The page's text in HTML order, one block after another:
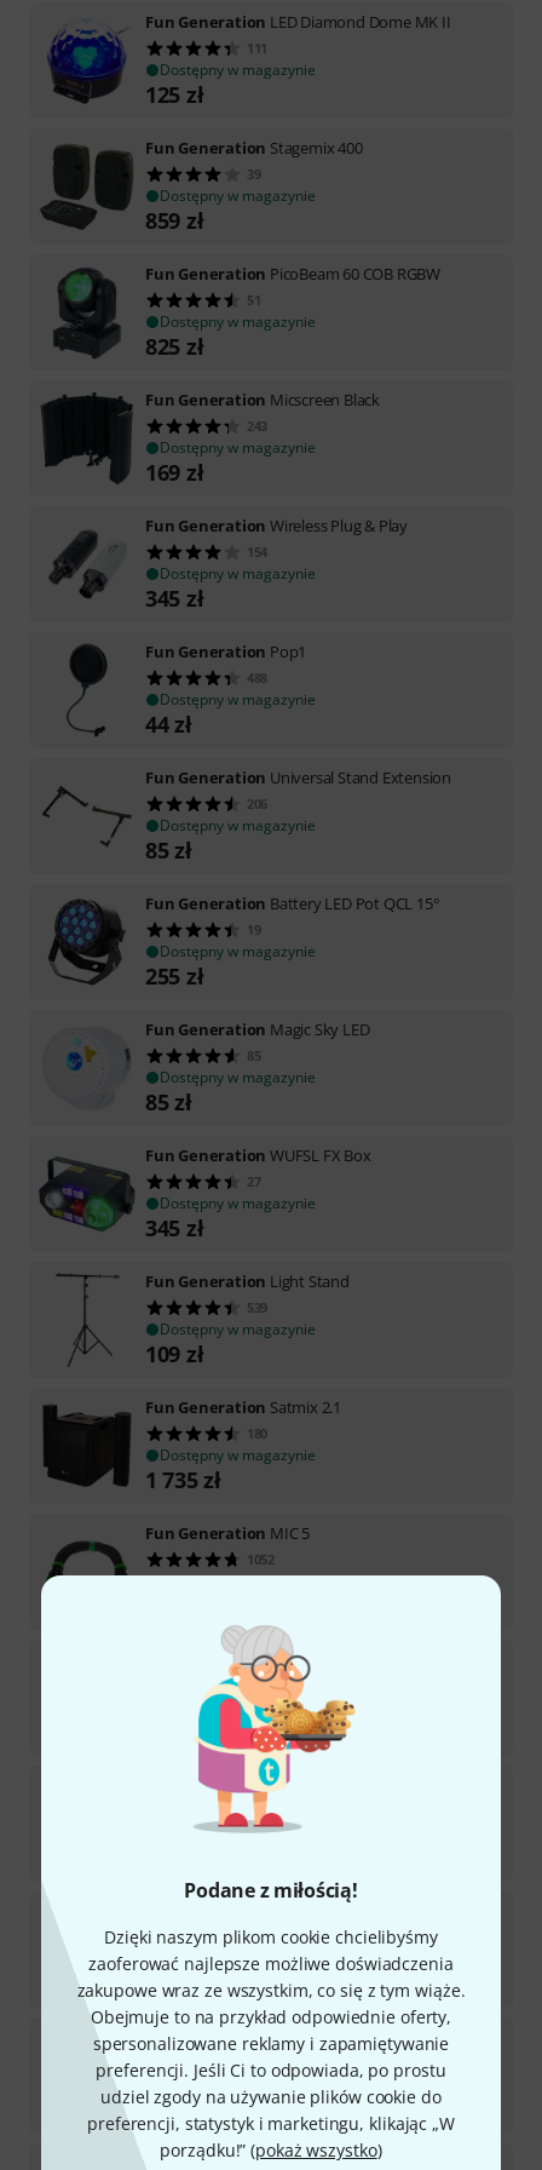
Podane z miłością!
Dzięki naszym plikom cookie chcielibyśmy
zaoferować najlepsze możliwe doświadczenia
zakupowe wraz ze wszystkim, co się z tym wiąże.
Obejmuje to na przykład odpowiednie oferty,
spersonalizowane reklamy i zapamiętywanie
preferencji. Jeśli Ci to odpowiada, po prostu
udziel zgody na używanie plików cookie do
preferencji, statystyk i marketingu, klikając „W
porządku!” (pokaż wszystko)
Fun Generation LED Diamond Dome MK II
111
Dostępny w magazynie
125 zł
Fun Generation Stagemix 400
39
Dostępny w magazynie
859 zł
Fun Generation PicoBeam 60 COB RGBW
51
Dostępny w magazynie
825 zł
Fun Generation Micscreen Black
243
Dostępny w magazynie
169 zł
Fun Generation Wireless Plug & Play
154
Dostępny w magazynie
345 zł
Fun Generation Pop1
488
Dostępny w magazynie
44zł
Fun Generation Universal Stand Extension
206
Dostępny w magazynie
85zł
Fun Generation Battery LED Pot QCL 15°
19
Dostępny w magazynie
255 zł
Fun Generation Magic Sky LED
85
Dostępny w magazynie
85zł
Fun Generation WUFSL FX Box
27
Dostępny w magazynie
345 zł
Fun Generation Light Stand
539
Dostępny w magazynie
109 zł
Fun Generation Satmix 2.1
180
Dostępny w magazynie
1 735zł
Fun Generation MIC 5
1052
Dostępny w magazynie
Fun GenerationMic Stand
2720
Dostępny w magazynie
Fun GenerationINS 10
672
Dostępny w magazynie
512
Dostępny w magazynie
28zł
Fun GenerationVinyl Rack Three Top Black
56
Dostępny w magazynie
299zł
Fun GenerationBP 112 A